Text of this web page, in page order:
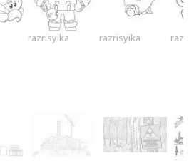
razrisyika razrisyika